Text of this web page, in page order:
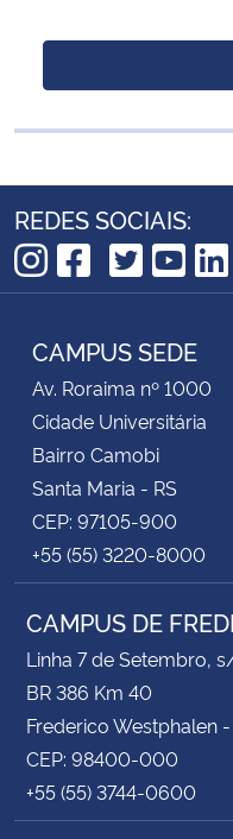
REDES SOCIAIS:
Instagram
Facebook
TikTok
Twitter
CAMPUS SEDE
Av. Roraima nº 1000
Cidade Universitária
Bairro Camobi
Santa Maria - RS
CEP: 97105-900
+55 (55) 3220-8000
CAMPUS DE
Linha 7 de Setembro,
BR 386 Km 40
Frederico Westphalen -
CEP: 98400-000
+55 (55) 3744-0600